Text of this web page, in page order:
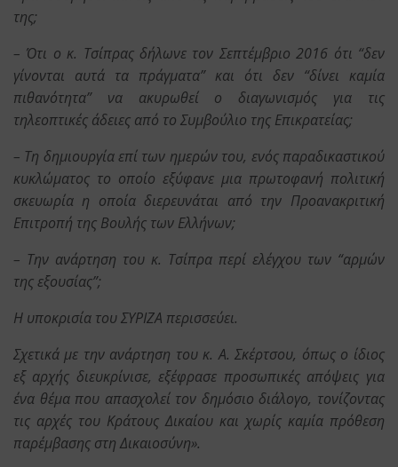
της;
– Ότι ο κ. Τσίπρας δήλωνε τον Σεπτέμβριο 2016 ότι “δεν
γίνονται αυτά τα πράγματα” και ότι δεν “δίνει καμία
πιθανότητα” να ακυρωθεί ο διαγωνισμός για τις
τηλεοπτικές άδειες από το Συμβούλιο της Επικρατείας;
– Τη δημιουργία επί των ημερών του, ενός παραδικαστικού
κυκλώματος το οποίο εξύφανε μια πρωτοφανή πολιτική
σκευωρία η οποία διερευνάται από την Προανακριτική
Επιτροπή της Βουλής των Ελλήνων;
– Την ανάρτηση του κ. Τσίπρα περί ελέγχου των “αρμών
της εξουσίας”;
Η υποκρισία του ΣΥΡΙΖΑ περισσεύει.
Σχετικά με την ανάρτηση του κ. Α. Σκέρτσου, όπως ο ίδιος
εξ αρχής διευκρίνισε, εξέφρασε προσωπικές απόψεις για
ένα θέμα που απασχολεί τον δημόσιο διάλογο, τονίζοντας
τις αρχές του Κράτους Δικαίου και χωρίς καμία πρόθεση
παρέμβασης στη Δικαιοσύνη».